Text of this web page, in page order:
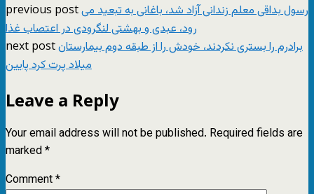
previous postرسول بداقی معلم زندانی آزاد شد، باغانی به تبعید می
رود، عبدی و بهشتی لنگرودی در اعتصاب غذا
next postبرادرم را بستری نکردند، خودش را از طبقه دوم بیمارستان
میلاد پرت کرد پایین
Leave a Reply
Your email address will not be published. Required fields are
marked*
Comment*